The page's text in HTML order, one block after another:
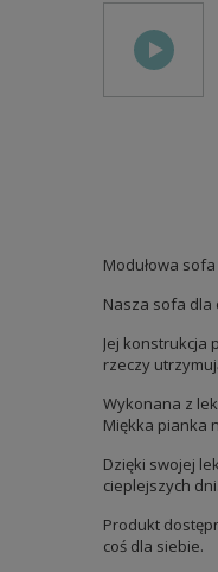
Modułowa
Nasza sofa dla
Jej konstrukcja
rzeczy
Wykonana z
Miękka pianka
Dzięki swojej
cieplejszych
Produkt
coś dla siebie.